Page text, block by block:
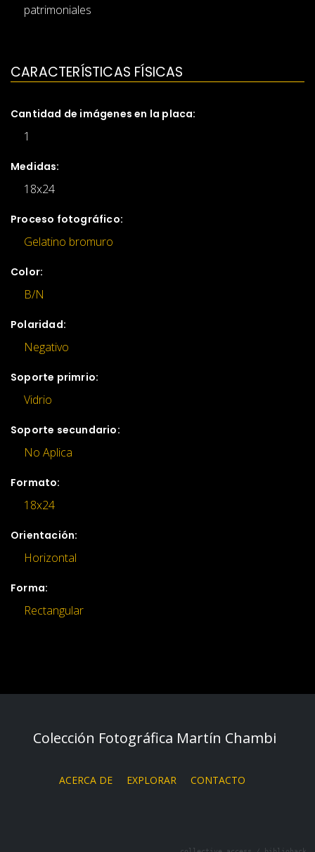
patrimoniales
CARACTERÍSTICAS FÍSICAS
Cantidad de imágenes en la placa:
1
Medidas:
18x24
Proceso fotográfico:
Gelatino bromuro
Color:
B/N
Polaridad:
Negativo
Soporte primrio:
Vidrio
Soporte secundario:
No Aplica
Formato:
18x24
Orientación:
Horizontal
Forma:
Rectangular
Colección Fotográfica Martín Chambi
ACERCA DE EXPLORAR CONTACTO